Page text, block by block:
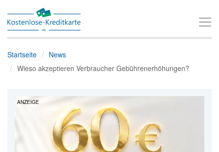
T
o
Startseite
News
Wieso akzeptieren Verbraucher Gebührenerhöhungen?
ANZEIGE